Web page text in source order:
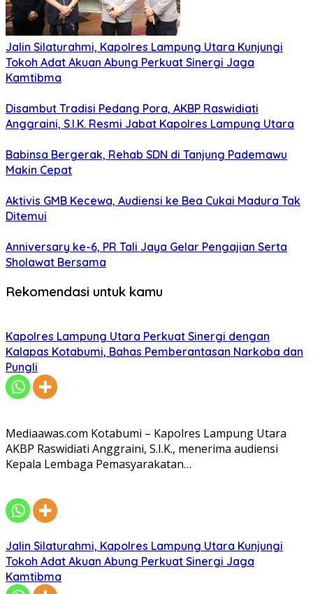
Jalin Silaturahmi, Kapolres Lampung Utara Kunjungi
Tokoh Adat Akuan Abung Perkuat Sinergi Jaga
Kamtibma
Disambut Tradisi Pedang Pora, AKBP Raswidiati
Anggraini, S.I.K. Resmi Jabat Kapolres Lampung Utara
Babinsa Bergerak, Rehab SDN di Tanjung Pademawu
Makin Cepat
Aktivis GMB Kecewa, Audiensi ke Bea Cukai Madura Tak
Ditemui
Anniversary ke-6, PR Tali Jaya Gelar Pengajian Serta
Sholawat Bersama
Rekomendasi untuk kamu
Kapolres Lampung Utara Perkuat Sinergi dengan
Kalapas Kotabumi, Bahas Pemberantasan Narkoba dan
Pungli
Mediaawas.com Kotabumi – Kapolres Lampung Utara
AKBP Raswidiati Anggraini, S.I.K., menerima audiensi
Kepala Lembaga Pemasyarakatan…
Jalin Silaturahmi, Kapolres Lampung Utara Kunjungi
Tokoh Adat Akuan Abung Perkuat Sinergi Jaga
Kamtibma